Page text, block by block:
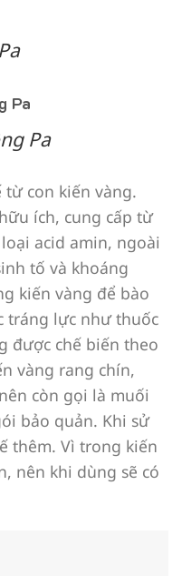
Pa
Pa
từ con kiến vàng.
ích, cung cấp từ
acid amin, ngoài
tố và khoáng
kiến vàng để bào
tráng lực như thuốc
được chế biến theo
vàng rang chín,
còn gọi là muối
bảo quản. Khi sử
thêm. Vì trong kiến
nên khi dùng sẽ có